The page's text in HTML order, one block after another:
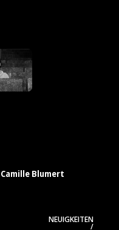
Camille Blumert
NEUIGKEITEN
/